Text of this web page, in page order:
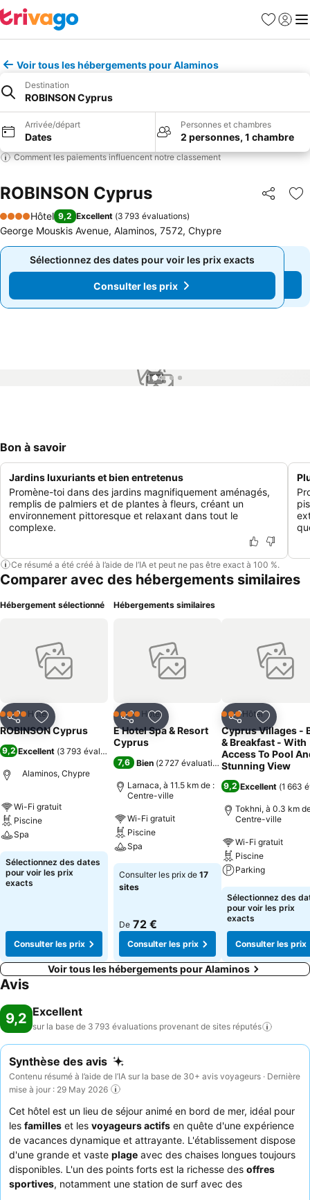
Favoris
Se
Voir tous les hébergements pour Alaminos
Destination
ROBINSON Cyprus
Arrivée/départ
Dates
Personnes et chambres
2 personnes, 1 chambre
Comment les paiements influencent notre classement
ROBINSON Cyprus Partager
4 Étoiles
Hôtel 9,2 Excellent (3 793 évaluations)
George Mouskis Avenue, Alaminos, 7572, Chypre
Sélectionnez des dates pour voir les prix exacts
Consulter les prix
Sélectionnez des dates pour voir les prix exacts
Consulter les prix
1 / 4
Bon à savoir
Jardins luxuriants et bien entretenus
Promène-toi dans des jardins magnifiquement aménagés,
remplis de palmiers et de plantes à fleurs, créant un
environnement pittoresque et relaxant dans tout le
complexe.
Ce résumé a été créé à l’aide de l’IA et peut ne pas être exact à 100 %.
Comparer avec des hébergements similaires
Hébergement sélectionné
PartagerAjouter à mes favoris
4 ÉtoilesHôtel
ROBINSON Cyprus
9,2 Excellent (3 793 évaluations
Alaminos, Chypre
Wi-Fi gratuit
Piscine
Spa
Sélectionnez des dates
pour voir les prix
exacts
Consulter les prix
Hébergements similaires
PartagerAjouter à mes favoris
4 ÉtoilesHôtel
E Hotel Spa & Resort
Cyprus
7,6 Bien (2 727 évaluations)
Larnaca, à 11.5 km de :
Centre-ville
Wi-Fi gratuit
Piscine
Spa
Consulter les prix de 17
sites
De 72 €
Consulter les prix
PartagerAjouter
3 ÉtoilesHôtel
Cyprus Villages -
& Breakfast - With
Access To Pool
Stunning View
9,2 Excellent (1 663
Tokhni, à 0.3 km
Centre-ville
Wi-Fi gratuit
Piscine
Parking
Sélectionnez des
pour voir les prix
exacts
Consulter les prix
Voir tous les hébergements pour Alaminos
Avis
9,2 Excellent
sur la base de 3 793 évaluations provenant de sites réputés
Synthèse des avis
Contenu résumé à l’aide de l’IA sur la base de 30+ avis voyageurs · Dernière
mise à jour : 29 May 2026
Cet hôtel est un lieu de séjour animé en bord de mer, idéal pour
les familles et les voyageurs actifs en quête d'une expérience
de vacances dynamique et attrayante. L'établissement dispose
d'une grande et vaste plage avec des chaises longues toujours
disponibles. L'un des points forts est la richesse des offres
sportives, notamment une station de surf avec des